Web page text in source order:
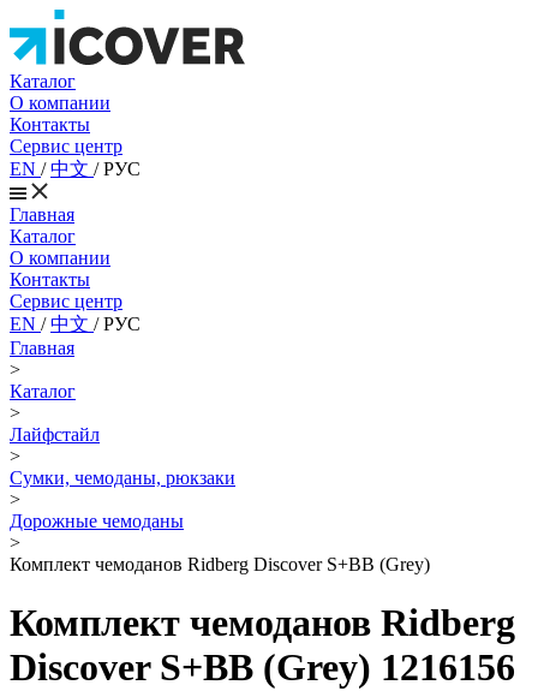
Каталог
О компании
Контакты
Сервис центр
EN /中文 /РУС
Главная
Каталог
О компании
Контакты
Сервис центр
EN /中文 /РУС
Главная
>
Каталог
>
Лайфстайл
>
Сумки, чемоданы, рюкзаки
>
Дорожные чемоданы
>
Комплект чемоданов Ridberg Discover S+BB (Grey)
Комплект чемоданов Ridberg
Discover S+BB (Grey) 1216156